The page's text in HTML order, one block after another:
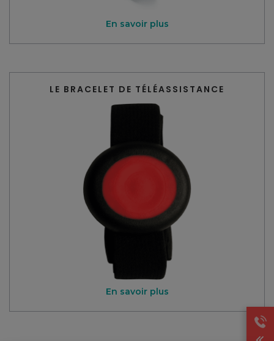
En savoir plus
LE BRACELET DE TÉLÉASSISTANCE
En savoir plus